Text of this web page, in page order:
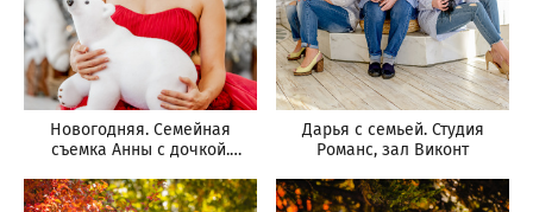
Новогодняя. Семейная
съемка Анны с дочкой.
Дарья с семьей. Студия
Романс, зал Виконт